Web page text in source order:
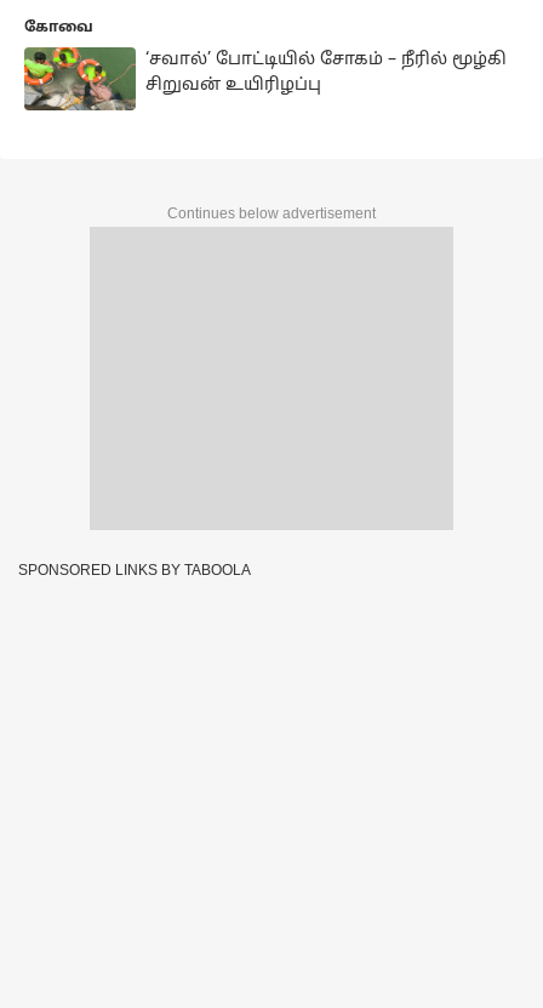
கோவை
‘சவால்’ போட்டியில் சோகம் – நீரில் மூழ்கி
சிறுவன் உயிரிழப்பு
Continues below advertisement
SPONSORED LINKS BY TABOOLA